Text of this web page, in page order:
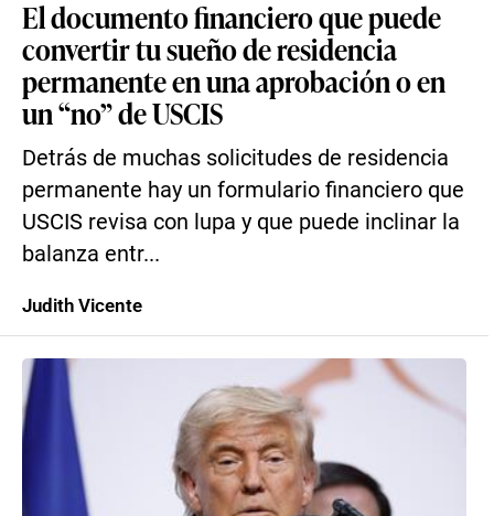
El documento financiero que puede
convertir tu sueño de residencia
permanente en una aprobación o en
un “no” de USCIS
Detrás de muchas solicitudes de residencia
permanente hay un formulario financiero que
USCIS revisa con lupa y que puede inclinar la
balanza entr...
Judith Vicente